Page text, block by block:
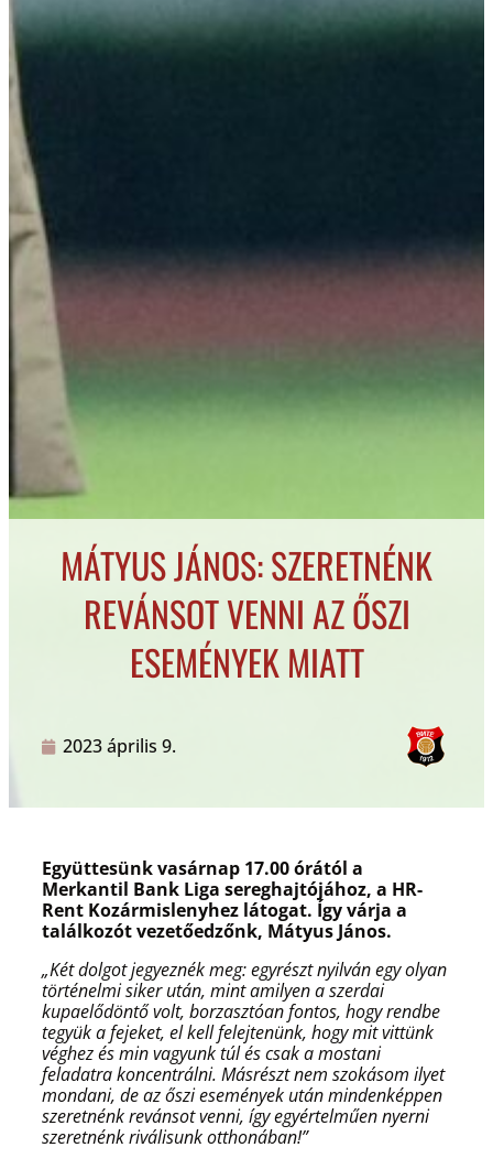
MÁTYUS JÁNOS: SZERETNÉNK
REVÁNSOT VENNI AZ ŐSZI
ESEMÉNYEK MIATT
2023 április 9.
Együttesünk vasárnap 17.00 órától a
Merkantil Bank Liga sereghajtójához, a HR-
Rent Kozármislenyhez látogat. Így várja a
találkozót vezetőedzőnk, Mátyus János.
„Két dolgot jegyeznék meg: egyrészt nyilván egy olyan
történelmi siker után, mint amilyen a szerdai
kupaelődöntő volt, borzasztóan fontos, hogy rendbe
tegyük a fejeket, el kell felejtenünk, hogy mit vittünk
véghez és min vagyunk túl és csak a mostani
feladatra koncentrálni. Másrészt nem szokásom ilyet
mondani, de az őszi események után mindenképpen
szeretnénk revánsot venni, így egyértelműen nyerni
szeretnénk riválisunk otthonában!”